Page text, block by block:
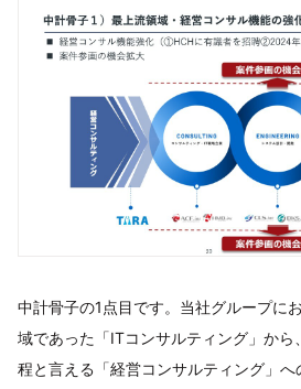
中計骨子の1点目です。当社グループに
域であった「ITコンサルティング」から
程と言える「経営コンサルティング」